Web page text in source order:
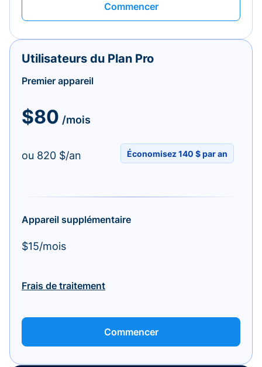
Commencer
Utilisateurs du Plan Pro
Premier appareil
$80 /mois
ou 820 $/an Économisez 140 $ par an
Appareil supplémentaire
$15/mois
Frais de traitement
Commencer